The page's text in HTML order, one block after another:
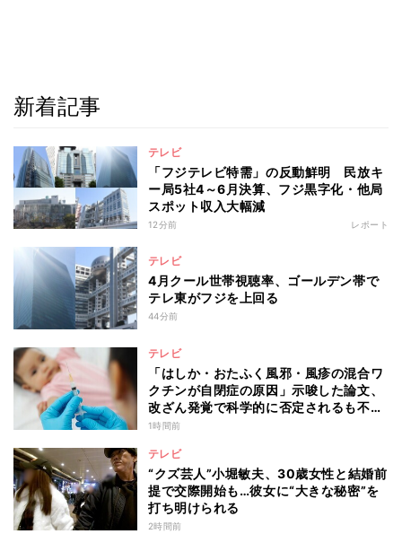
新着記事
テレビ
「フジテレビ特需」の反動鮮明 民放キ
ー局5社4～6月決算、フジ黒字化・他局
スポット収入大幅減
12分前 レポート
テレビ
4月クール世帯視聴率、ゴールデン帯で
テレ東がフジを上回る
44分前
テレビ
「はしか・おたふく風邪・風疹の混合ワ
クチンが自閉症の原因」示唆した論文、
改ざん発覚で科学的に否定されるも不安
消えず…科学者たちの反証はなぜ届かな
1時間前
テレビ
“クズ芸人”小堀敏夫、30歳女性と結婚前
提で交際開始も…彼女に“大きな秘密”を
打ち明けられる
2時間前